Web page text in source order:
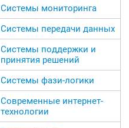
Системы мониторинга
Системы передачи данных
Системы поддержки и
принятия решений
Системы фази-логики
Современные интернет-
технологии